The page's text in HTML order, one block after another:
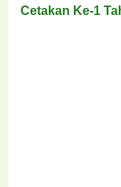
Cetakan Ke-1